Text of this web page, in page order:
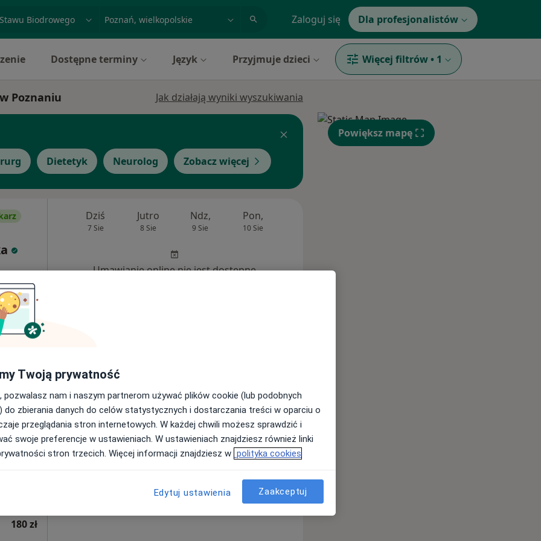
miasto lub dzielnica Zaloguj się Dla profesjonalistów
Dostępne terminy Język Przyjmuje dzieci Więcej filtrów • 1
Poznaniu Jak działają wyniki wyszukiwania
Dietetyk Neurolog Zobacz więcej
(kolejna wizyta) 200 zł
Dziś
7 Sie
Jutro
8 Sie
Ndz,
9 Sie
Pon,
10 Sie
Umawianie online nie jest dostępne
180 zł
Dziś
7 Sie
Jutro
8 Sie
Ndz,
9 Sie
Pon,
10 Sie
Wt,
11 Sie
Umawianie online nie jest dostępne
Powiększ mapę
Twoją prywatność
pozwalasz nam i naszym partnerom używać plików cookie (lub podobnych
do zbierania danych do celów statystycznych i dostarczania treści w oparciu o
przeglądania stron internetowych. W każdej chwili możesz sprawdzić i
swoje preferencje w ustawieniach. W ustawieniach znajdziesz również linki
stron trzecich. Więcej informacji znajdziesz w polityka cookies
Edytuj ustawienia Zaakceptuj